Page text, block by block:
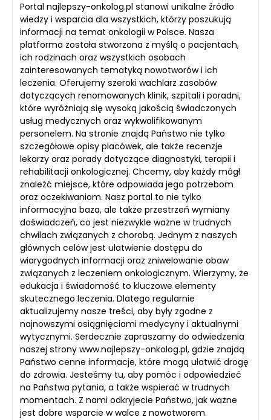
Portal najlepszy-onkolog.pl stanowi unikalne źródło
wiedzy i wsparcia dla wszystkich, którzy poszukują
informacji na temat onkologii w Polsce. Nasza
platforma została stworzona z myślą o pacjentach,
ich rodzinach oraz wszystkich osobach
zainteresowanych tematyką nowotworów i ich
leczenia. Oferujemy szeroki wachlarz zasobów
dotyczących renomowanych klinik, szpitali i poradni,
które wyróżniają się wysoką jakością świadczonych
usług medycznych oraz wykwalifikowanym
personelem. Na stronie znajdą Państwo nie tylko
szczegółowe opisy placówek, ale także recenzje
lekarzy oraz porady dotyczące diagnostyki, terapii i
rehabilitacji onkologicznej. Chcemy, aby każdy mógł
znaleźć miejsce, które odpowiada jego potrzebom
oraz oczekiwaniom. Nasz portal to nie tylko
informacyjna baza, ale także przestrzeń wymiany
doświadczeń, co jest niezwykle ważne w trudnych
chwilach związanych z chorobą. Jednym z naszych
głównych celów jest ułatwienie dostępu do
wiarygodnych informacji oraz zniwelowanie obaw
związanych z leczeniem onkologicznym. Wierzymy, że
edukacja i świadomość to kluczowe elementy
skutecznego leczenia. Dlatego regularnie
aktualizujemy nasze treści, aby były zgodne z
najnowszymi osiągnięciami medycyny i aktualnymi
wytycznymi. Serdecznie zapraszamy do odwiedzenia
naszej strony www.najlepszy-onkolog.pl, gdzie znajdą
Państwo cenne informacje, które mogą ułatwić drogę
do zdrowia. Jesteśmy tu, aby pomóc i odpowiedzieć
na Państwa pytania, a także wspierać w trudnych
momentach. Z nami odkryjecie Państwo, jak ważne
jest dobre wsparcie w walce z nowotworem.